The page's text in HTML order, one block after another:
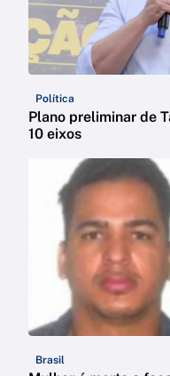
Política
Plano preliminar de
10 eixos
Brasil